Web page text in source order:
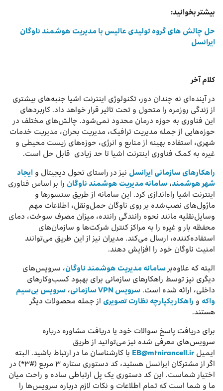
بیشتر بخوانید:
حل چالش های گروه تولیدی عالیس با مدیریت هوشمند ناوگان
ایرانسل
کلام آخر
در آینده‌ای نه چندان دور، تکنولوژی اینترنت اشیا جنبه‌های بیشتری
از زندگی روزمره را متحول و تحت تاثیر قرار خواهد داد. کاربردهای
این فناوری به حوزه درمان محدود نمی‌شود. چالش‌های مختلف در
حوزه‌هایی از جمله مدیریت ترافیک، مدیریت بحران، مدیریت خدمات
شهری، استفاده بهینه از منابع و انرژی، حوزه‌های زیست محیطی و
غیره به کمک فناوری اینترنت اشیا تا حد زیادی قابل حل است.
راهکارهای سازمانی ایرانسل نیز در راستای تحول دیجیتال و ایجاد
شهر هوشمند، سامانه مدیریت هوشمند ناوگان را بر اساس فناوری
اینترنت اشیا راه‌اندازی کرد. این سامانه از طریق سنسورها و
ماژول‌های نصب‌شده بر روی ناوگان حمل‌ونقل، اطلاعات مهم
وسایل‌نقلیه مانند نحوه رانندگی راننده، میزان مصرف سوخت، دمای
محفظه بار و غیره را به مراکز کنترل شرکت‌ها و سازمان‌های
استفاده‌کننده، ارسال می‌کند. مدیران نیز از این طریق می‌توانند
امنیت ناوگان خود را افزایش دهند.
البته که علاوه‌بر سامانه مدیریت هوشمند ناوگان، سرویس‌های
دیگری نیز توسط راهکارهای سازمانی برای بهبود کسب‌وکارهای
داخلی، ارائه شده است. سرویس VPN سازمانی ، سرویس بی‌سیم
واکه و راهکار یکپارچه نظارت تصویری از جمله محصولات دیگر
هستند.
برای دریافت پاسخ سوالات خود یا دریافت مشاوره درباره
سرویس‌های معرفی شده نیز می‌توانید از طریق
ایمیل EB@mtnirancell.ir با کارشناسان ما در ارتباط باشید. البته
اگر از مشترکان ایرانسل هستید، کد دستوری ستاره ۳ مربع (#۳*) در
اختیار شماست. این کد دستوری یک پل ‌ارتباطی ساده و راحت میان
ما و شما است که تمام اطلاعات و نکات لازم درباره سرویس‌ها را